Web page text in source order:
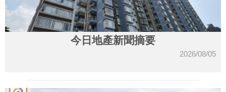
今日地產新聞摘要
2026/08/05